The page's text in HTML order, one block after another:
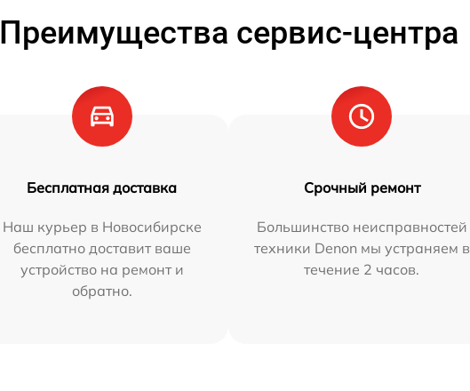
Преимущества сервис-центра
Бесплатная доставка
Наш курьер в Новосибирске
бесплатно доставит ваше
устройство на ремонт и
обратно.
Срочный ремонт
Большинство неисправностей
техники Denon мы устраняем в
течение 2 часов.